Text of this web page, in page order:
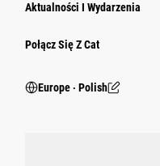
Aktualności I Wydarzenia
Połącz Się Z Cat
Europe ‧ Polish